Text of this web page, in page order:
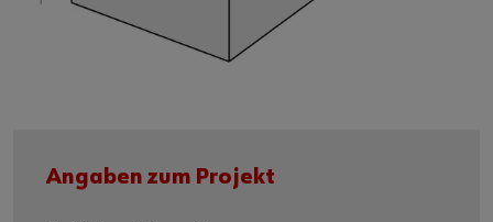
Angaben zum Projekt